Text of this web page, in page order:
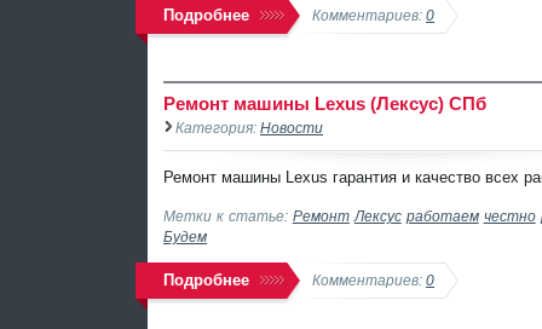
Подробнее Комментариев: 0
Ремонт машины Lexus (Лексус) СПб
Категория: Новости
Ремонт машины Lexus гарантия и качество всех
Метки к статье: Ремонт Лексус работаем честно
Будем
Подробнее Комментариев: 0